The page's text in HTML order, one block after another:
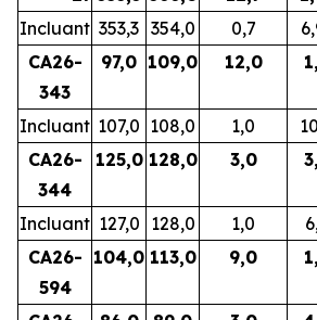
Incluant 353,3 354,0 0,7
CA26-
343
97,0 109,0 12,0
Incluant 107,0 108,0 1,0
CA26-
344
125,0 128,0 3,0
Incluant 127,0 128,0 1,0
CA26-
594
104,0 113,0 9,0